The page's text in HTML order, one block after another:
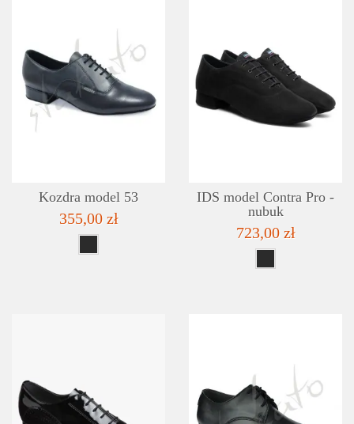
LISTA ŻYCZEŃ
SZCZEGÓŁY
Kozdra model 53
355,00 zł
IDS model Contra Pro -
nubuk
723,00 zł